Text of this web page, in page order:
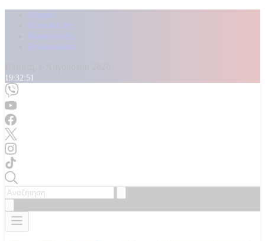
Αρχική
Kontra Live
Καταγγελίες
Επικοινωνία
19:32:52